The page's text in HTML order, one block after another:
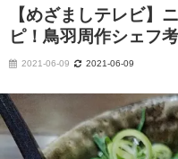
【めざましテレビ】
ピ！鳥羽周作シェフ
2021-06-09 2021-06-09